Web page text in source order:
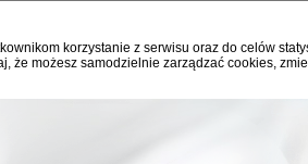
korzystanie z serwisu oraz do celów
że możesz samodzielnie zarządzać cookies,